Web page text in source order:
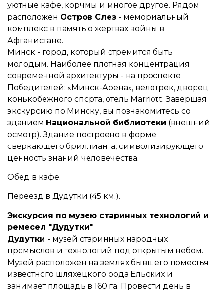
уютные кафе, корчмы и многое другое. Рядом
расположен Остров Слез - мемориальный
комплекс в память о жертвах войны в
Афганистане.
Минск - город, который стремится быть
молодым. Наиболее плотная концентрация
современной архитектуры - на проспекте
Победителей: «Минск-Арена», велотрек, дворец
конькобежного спорта, отель Marriott. Завершая
экскурсию по Минску, вы познакомитесь со
зданием Национальной библиотеки (внешний
осмотр). Здание построено в форме
сверкающего бриллианта, символизирующего
ценность знаний человечества.
Обед в кафе.
Переезд в Дудутки (45 км.).
Экскурсия по музею старинных технологий и
ремесел "Дудутки"
Дудутки - музей старинных народных
промыслов и технологий под открытым небом.
Музей расположен на землях бывшего поместья
известного шляхецкого рода Ельских и
занимает площадь в 160 га. Провести день в